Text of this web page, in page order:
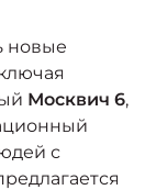
новые
Москвич 6,
с